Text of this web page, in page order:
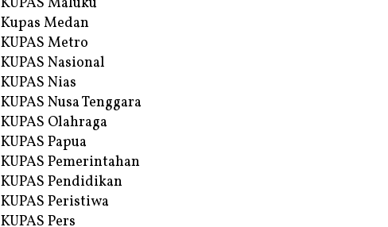
Kupas Medan
KUPAS Metro
KUPAS Nasional
KUPAS Nias
KUPAS Nusa Tenggara
KUPAS Olahraga
KUPAS Papua
KUPAS Pemerintahan
KUPAS Pendidikan
KUPAS Peristiwa
KUPAS Pers